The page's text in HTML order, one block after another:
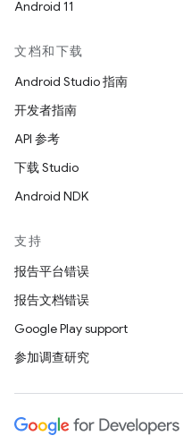
Android 11
文档和下载
Android Studio 指南
开发者指南
API 参考
下载 Studio
Android NDK
支持
报告平台错误
报告文档错误
Google Play support
参加调查研究